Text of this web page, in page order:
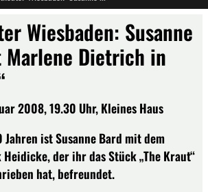
Wiesbaden: Susanne
Dietrich in
2008, 19.30 Uhr, Kleines Haus
ist Susanne Bard mit dem
der ihr das Stück „The Kraut“
hat, befreundet.